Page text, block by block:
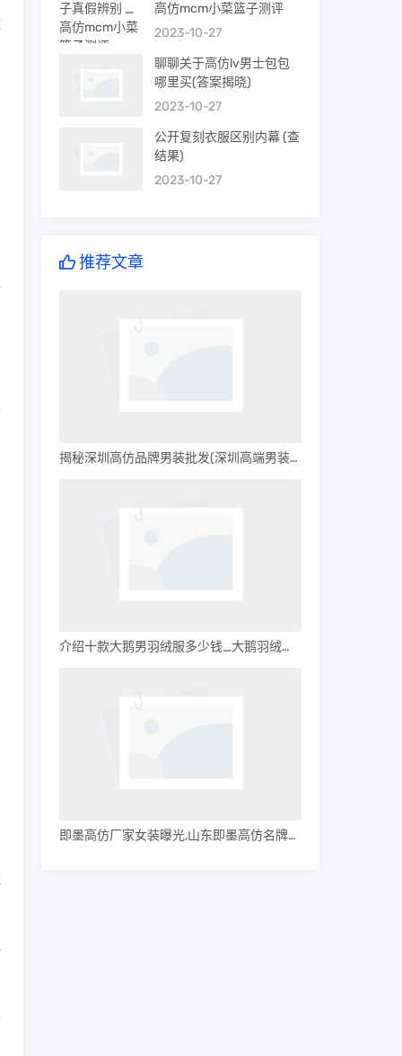
高仿mcm小菜篮子测评
2023-10-27
聊聊关于高仿lv男士包包
哪里买(答案揭晓)
2023-10-27
公开复刻衣服区别内幕 (查
结果)
2023-10-27
推荐文章
揭秘深圳高仿品牌男装批发(深圳高端男装批发)
介绍十款大鹅男羽绒服多少钱_大鹅羽绒服多少钱?
即墨高仿厂家女装曝光,山东即墨高仿名牌服装